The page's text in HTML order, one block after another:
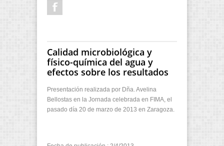
Calidad microbiológica y
físico-química del agua y
efectos sobre los resultados
Presentación realizada por Dña. Avelina
Bellostas en la Jornada celebrada en FIMA, el
pasado día 20 de marzo de 2013 en Zaragoza.